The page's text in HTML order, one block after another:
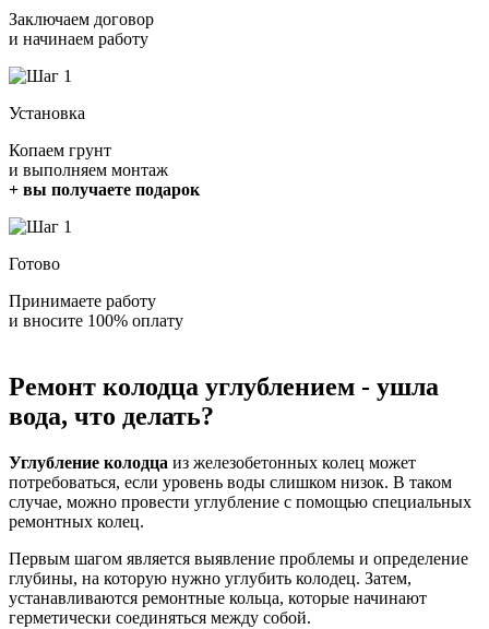
Заключаем договор
и начинаем работу
Установка
Копаем грунт
и выполняем монтаж
+ вы получаете подарок
Готово
Принимаете работу
и вносите 100% оплату
Ремонт колодца углублением - ушла
вода, что делать?
Углубление колодца из железобетонных колец может
потребоваться, если уровень воды слишком низок. В таком
случае, можно провести углубление с помощью специальных
ремонтных колец.
Первым шагом является выявление проблемы и определение
глубины, на которую нужно углубить колодец. Затем,
устанавливаются ремонтные кольца, которые начинают
герметически соединяться между собой.